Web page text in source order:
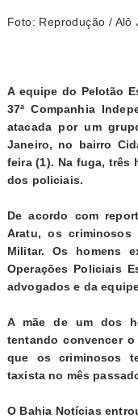
Foto: Reprodução / Alô
A equipe do Pelotão
37ª Companhia
atacada por um
Janeiro, no bairro
feira (1). Na fuga, três
dos policiais.
De acordo com
Aratu, os criminosos
Militar. Os homens
Operações Policiais
advogados e da
A mãe de um dos
tentando convencer
que os criminosos
taxista no mês
O Bahia Notícias